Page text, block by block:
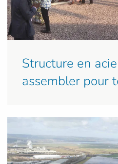
Structure en
assembler pour